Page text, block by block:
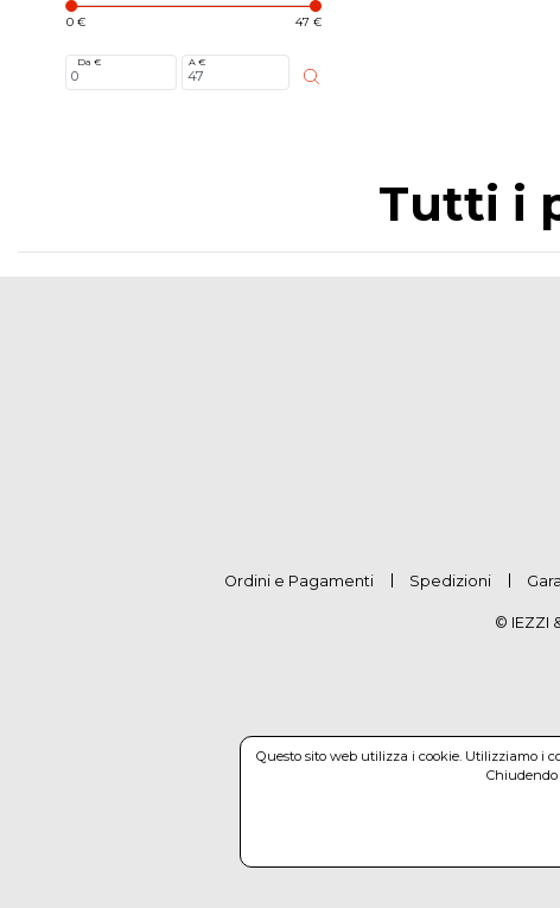
0 € 47 €
Da € A €
Tutti i
Ordini e Pagamenti Spedizioni
© IEZZI
©
Questo sito web utilizza i cookie. Utilizziamo i
Chiudendo